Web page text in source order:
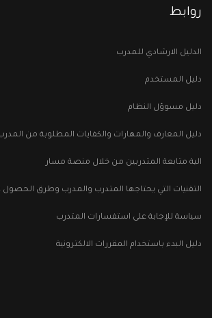
روابط
الدليل الارشادي للمدرب
دليل المستخدم
دليل مسوؤل النظام
دليل المعارف والمهارات والكفايات المطلوبة من
الية متابعة المتدربين من خلال منصة مسار
التقنيات التي يحتاجها المتدرب والمدرب وطرق الحصول
سياسة للإجابة على استفسارات المتدرب
دليل البدء باستخدام المقررات الالكترونية